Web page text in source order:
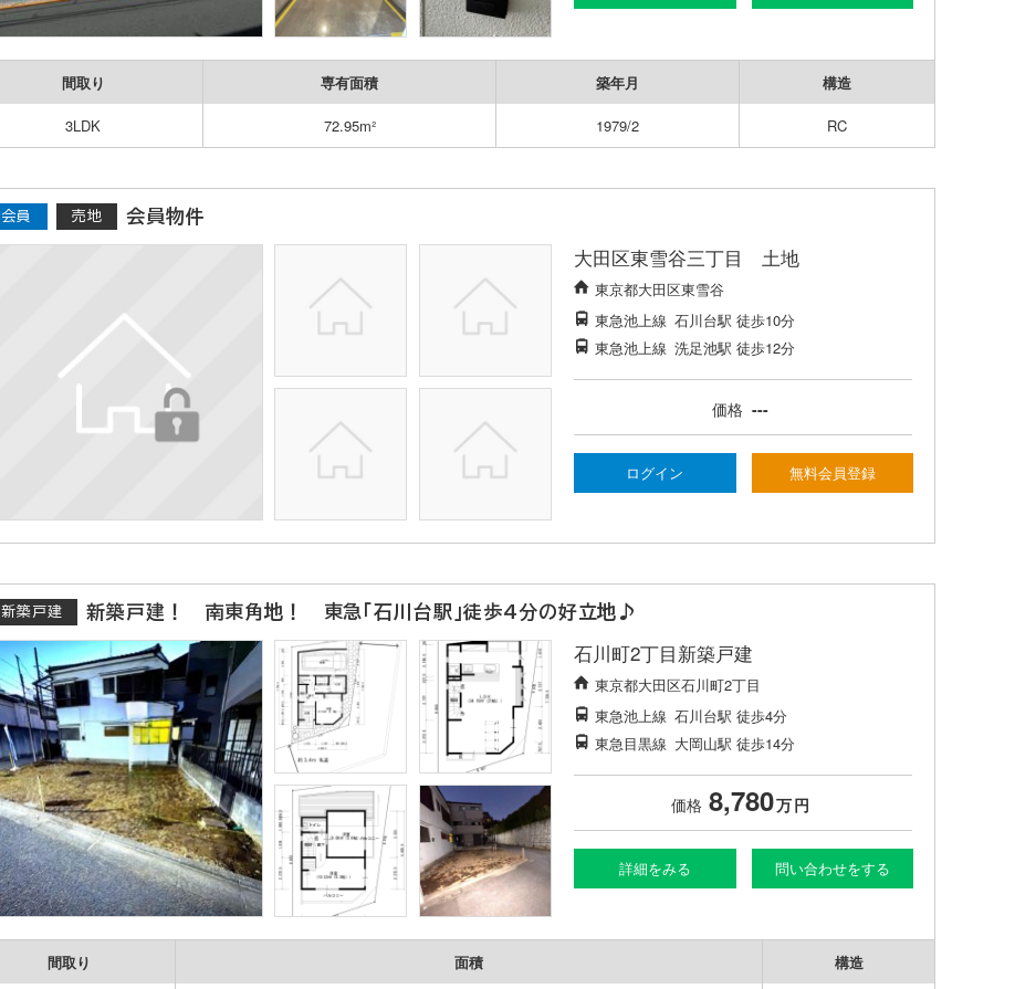
間取り 専有面積 築年月 構造
3LDK 72.95m² 1979/2 RC
会員 売地 会員物件
大田区東雪谷三丁目 土地
東京都大田区東雪谷
東急池上線 石川台駅 徒歩10分
東急池上線 洗足池駅 徒歩12分
価格 ---
ログイン 無料会員登録
新築戸建 新築戸建！ 南東角地！ 東急「石川台駅」徒歩4分の好立地♪
石川町2丁目新築戸建
東京都大田区石川町2丁目
東急池上線 石川台駅 徒歩4分
東急目黒線 大岡山駅 徒歩14分
価格 8,780万円
詳細をみる 問い合わせをする
間取り 面積 構造